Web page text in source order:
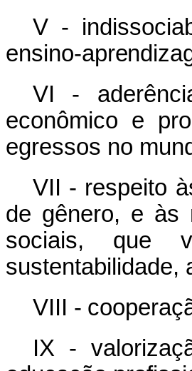
V -
ensino-
VI -
econômico e
egressos no
VII - respeito
de gênero, e às
sociais, que
sustentabilidade,
VIII -
IX -